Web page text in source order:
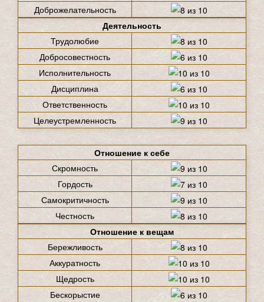
Доброжелательность
Деятельность
Трудолюбие
Добросовестность
Исполнительность
Дисциплина
Ответственность
Целеустремленность
Отношение к себе
Скромность
Гордость
Самокритичность
Честность
Отношение к вещам
Бережливость
Аккуратность
Щедрость
Бескорыстие